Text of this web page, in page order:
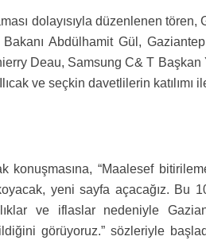
dolayısıyla düzenlenen
Abdülhamit Gül,
Deau, Samsung C& T Başkan
ve seçkin davetlilerin katılımı
konuşmasına, “Maalesef
yeni sayfa açacağız. Bu
ve iflaslar nedeniyle
görüyoruz.” sözleriyle